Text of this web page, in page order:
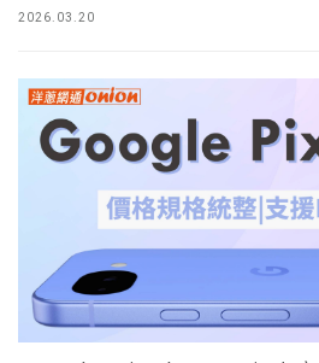
2026.03.20